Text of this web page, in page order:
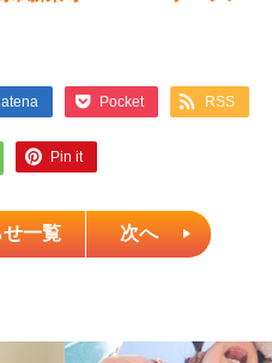
Pocket RSS
Pin it
一覧 次へ